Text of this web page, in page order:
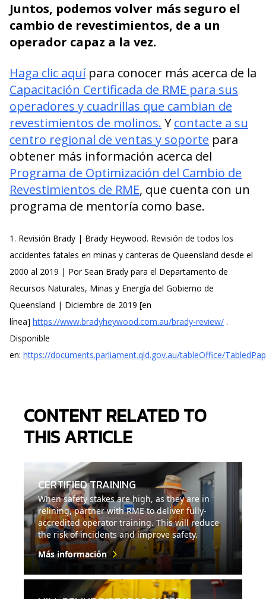
Juntos, podemos volver más seguro el
cambio de revestimientos, de a un
operador capaz a la vez.
Haga clic aquípara conocer más acerca de la
Capacitación Certificada de RME para sus
operadores y cuadrillas que cambian de
revestimientos de molinos. Ycontacte a su
centro regional de ventas y soporte para
obtener más información acerca del
Programa de Optimización del Cambio de
Revestimientos de RME, que cuenta con un
programa de mentoría como base.
1. Revisión Brady | Brady Heywood. Revisión de todos los
accidentes fatales en minas y canteras de Queensland desde el
2000 al 2019 | Por Sean Brady para el Departamento de
Recursos Naturales, Minas y Energía del Gobierno de
Queensland | Diciembre de 2019 [en
línea] https://www.bradyheywood.com.au/brady-review/ .
Disponible
en: https://documents.parliament.qld.gov.au/tableOffice/
CONTENT RELATED TO
THIS ARTICLE
CERTIFIED TRAINING
When safety stakes are high, as they are in
relining, partner with RME to deliver fully-
accredited operator training. This will reduce
the risk of incidents and improve safety.
Más información